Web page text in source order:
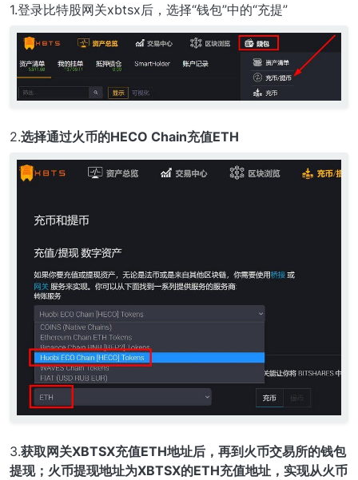
1.登录比特股网关xbtsx后，选择“钱包”中的“充提”
2.选择通过火币的HECO Chain充值ETH
3.获取网关XBTSX充值ETH地址后，再到火币交易所的钱包
提现；火币提现地址为XBTSX的ETH充值地址，实现从火币